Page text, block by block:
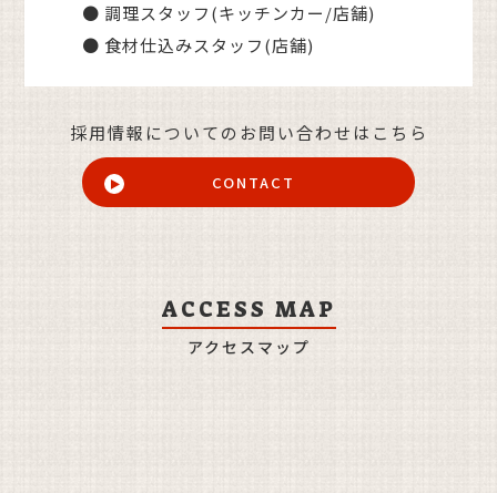
● 調理スタッフ(キッチンカー/店舗)
● 食材仕込みスタッフ(店舗)
採用情報についてのお問い合わせはこちら
CONTACT
ACCESS MAP
アクセスマップ